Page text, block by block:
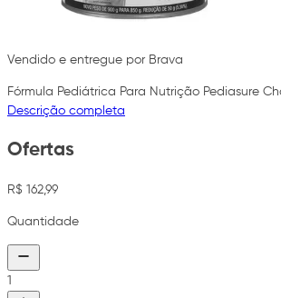
Vendido e entregue por Brava
Fórmula Pediátrica Para Nutrição Pediasure
Descrição completa
Ofertas
R$ 162,99
Quantidade
1